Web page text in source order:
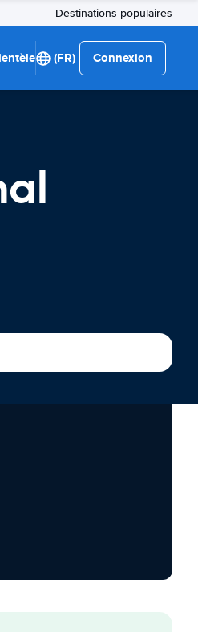
Destinations populaires
(FR) Connexion